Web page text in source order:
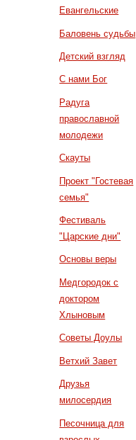
Евангельские
Баловень судьбы
Детский взгляд
С нами Бог
Радуга
православной
молодежи
Скауты
Проект "Гостевая
семья"
Фестиваль
"Царские дни"
Основы веры
Медгородок с
доктором
Хлыновым
Советы Доулы
Ветхий Завет
Друзья
милосердия
Песочница для